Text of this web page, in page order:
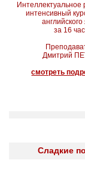
Интеллектуальное
интенсивный
за 16
Дмитрий
смотреть
Сладкие